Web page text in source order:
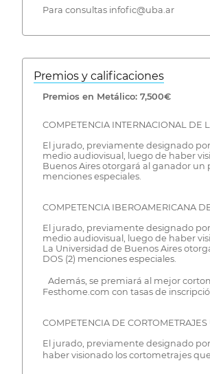
Para consultas infofic@uba.ar
Premios y calificaciones
Premios en Metálico: 7,500€
COMPETENCIA INTERNACIONAL DE
El jurado, previamente designado
medio audiovisual, luego de haber
Buenos Aires otorgará al ganador un
menciones especiales.
COMPETENCIA IBEROAMERICANA
El jurado, previamente designado
medio audiovisual, luego de haber
La Universidad de Buenos Aires
DOS (2) menciones especiales.
Además, se premiará al mejor
Festhome.com con tasas de
COMPETENCIA DE CORTOMETRAJES
El jurado, previamente designado
haber visionado los cortometrajes